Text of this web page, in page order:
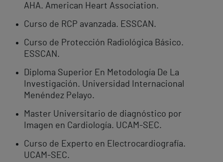
AHA. American Heart Association.
Curso de RCP avanzada. ESSCAN.
Curso de Protección Radiológica Básico.
ESSCAN.
Diploma Superior En Metodología De La
Investigación. Universidad Internacional
Menéndez Pelayo.
Master Universitario de diagnóstico por
Imagen en Cardiología. UCAM-SEC.
Curso de Experto en Electrocardiografía.
UCAM-SEC.